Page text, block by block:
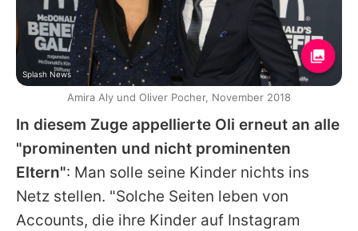
In diesem Zuge appellierte Oli erneut an alle
"prominenten und nicht prominenten
Eltern": Man solle seine Kinder nichts ins
Netz stellen. "Solche Seiten leben von
Accounts, die ihre Kinder auf Instagram
Splash News
Amira Aly und Oliver Pocher, November 2018